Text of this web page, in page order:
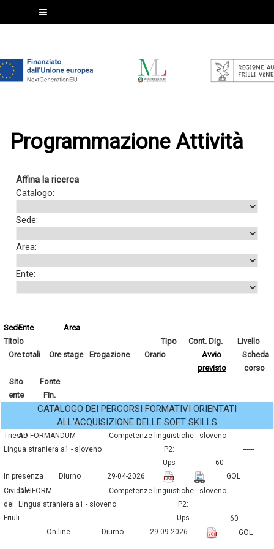
Programmazione Attività
Affina la ricerca
Catalogo:
Sede:
Area:
Ente:
SedeEnte
Area
Titolo
Tipo Cont. Dig.
Livello
Ore totali
Ore stage Erogazione Orario
Avvio
previsto
Scheda
corso
Sito
ente
Fonte
Fin.
CATALOGO DEI PERCORSI FORMATIVI ORIENTATI
ALL’ACQUISIZIONE DELLE SOFT SKILLS
TriesteAD FORMANDUM
competenze linguistiche - sloveno
lingua straniera a1 - sloveno
P2:
Ups
------
60
In presenza
Diurno 29-04-2026
GOL
Cividale
del
Friuli
CIVIFORM
competenze linguistiche - sloveno
lingua straniera a1 - sloveno
P2:
Ups
------
60
On line
Diurno 29-09-2026 GOL